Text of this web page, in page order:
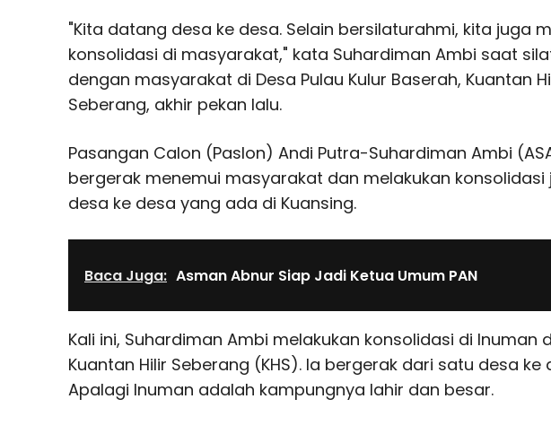
"Kita datang desa ke desa. Selain bersilaturahmi, kita juga
konsolidasi di masyarakat," kata Suhardiman Ambi saat
dengan masyarakat di Desa Pulau Kulur Baserah, Kuantan
Seberang, akhir pekan lalu.
Pasangan Calon (Paslon) Andi Putra-Suhardiman Ambi
bergerak menemui masyarakat dan melakukan konsolidasi
desa ke desa yang ada di Kuansing.
Baca Juga: Asman Abnur Siap Jadi Ketua Umum PAN
Kali ini, Suhardiman Ambi melakukan konsolidasi di Inuman
Kuantan Hilir Seberang (KHS). Ia bergerak dari satu desa ke
Apalagi Inuman adalah kampungnya lahir dan besar.